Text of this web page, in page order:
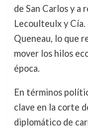
de San Carlos y a
Lecoulteulx y
Queneau, lo que
mover los hilos
época.
En términos
clave en la corte
diplomático de